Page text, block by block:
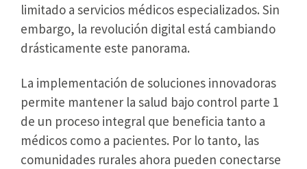
limitado a servicios médicos especializados. Sin
embargo, la revolución digital está cambiando
drásticamente este panorama.
La implementación de soluciones innovadoras
permite mantener la salud bajo control parte 1
de un proceso integral que beneficia tanto a
médicos como a pacientes. Por lo tanto, las
comunidades rurales ahora pueden conectarse